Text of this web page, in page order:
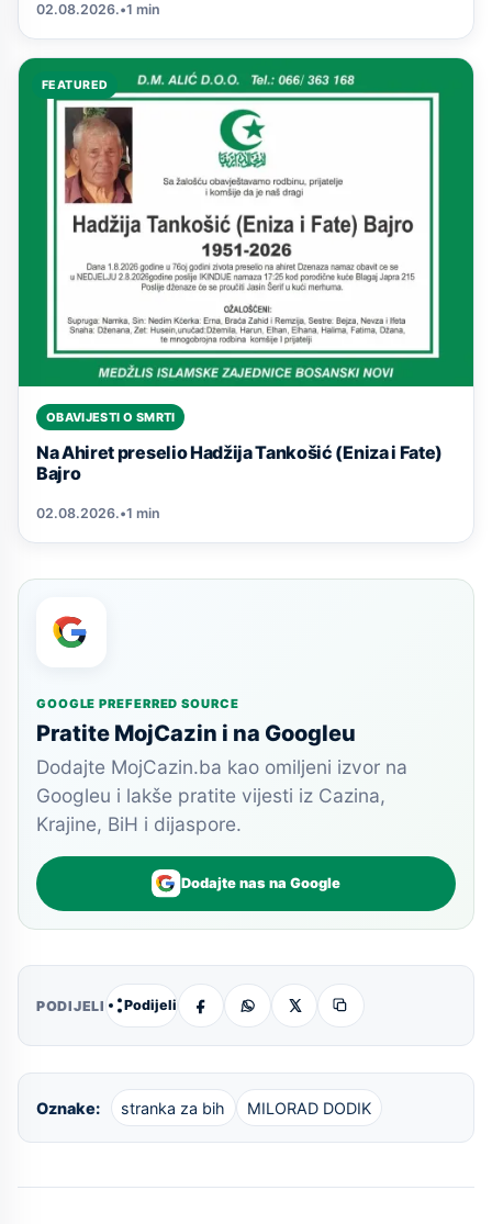
02.08.2026.•1 min
FEATURED
OBAVIJESTI O SMRTI
Na Ahiret preselio Hadžija Tankošić (Eniza i Fate)
Bajro
02.08.2026.•1 min
GOOGLE PREFERRED SOURCE
Pratite MojCazin i na Googleu
Dodajte MojCazin.ba kao omiljeni izvor na
Googleu i lakše pratite vijesti iz Cazina,
Krajine, BiH i dijaspore.
Dodajte nas na Google
PODIJELI Podijeli
Oznake: stranka za bih MILORAD DODIK